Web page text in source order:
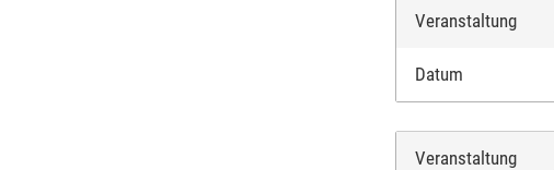
Veranstaltung
Datum
Veranstaltung